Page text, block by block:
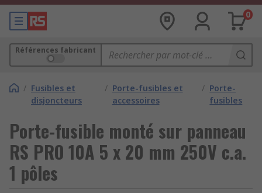
0
Références fabricant
/ Fusibles et
disjoncteurs
/ Porte-fusibles et
accessoires
/ Porte-
fusibles
Porte-fusible monté sur panneau
RS PRO 10A 5 x 20 mm 250V c.a.
1 pôles